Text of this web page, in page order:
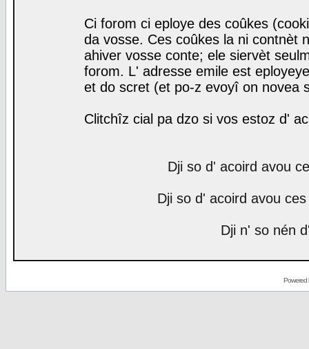
Ci forom ci eploye des coûkes
da vosse. Ces coûkes la ni contnèt
ahiver vosse conte; ele siervèt
forom. L' adresse emile est
et do scret (et po-z evoyî on novea
Clitchîz cial pa dzo si vos estoz d'
Dji so d' acoird avou
Dji so d' acoird avou
Dji n' so nén
Powered